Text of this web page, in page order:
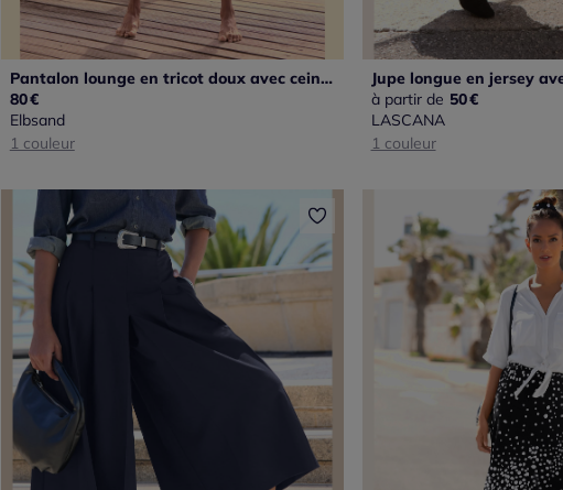
Pantalon lounge en tricot doux avec ceinture élastique et large coupe
80€
Elbsand
1 couleur
à partir de 50€
LASCANA
1 couleur